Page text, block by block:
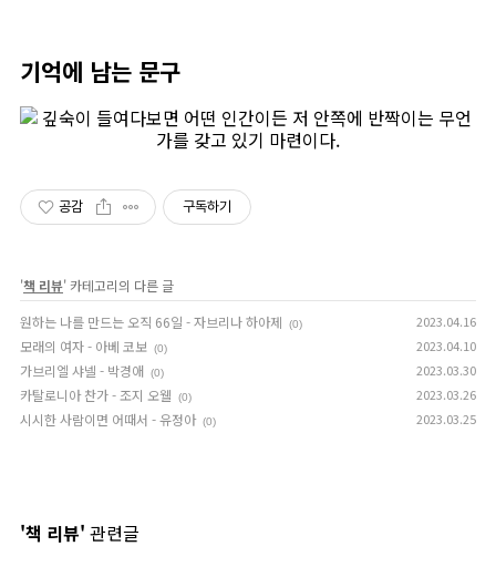
기억에 남는 문구
공감 구독하기
'책 리뷰' 카테고리의 다른 글
원하는 나를 만드는 오직 66일 - 자브리나 하아제
(0) 2023.04.16
모래의 여자 - 아베 코보 (0) 2023.04.10
가브리엘 샤넬 - 박경애 (0) 2023.03.30
카탈로니아 찬가 - 조지 오웰 (0) 2023.03.26
시시한 사람이면 어때서 - 유정아 (0) 2023.03.25
'책 리뷰' 관련글